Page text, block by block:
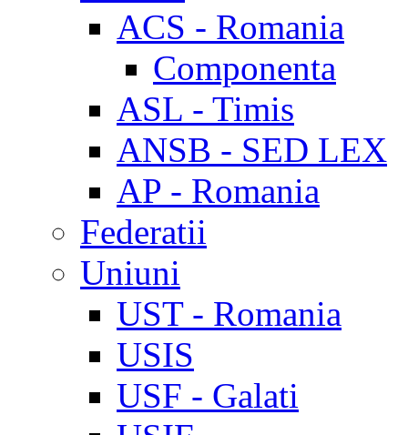
ACS - Romania
Componenta
ASL - Timis
ANSB - SED LEX
AP - Romania
Federatii
Uniuni
UST - Romania
USIS
USF - Galati